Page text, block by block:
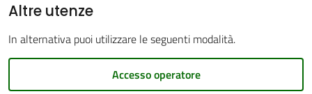
Servizi
on-
Altre utenze
In alternativa puoi utilizzare le seguenti modalità.
Accesso operatore